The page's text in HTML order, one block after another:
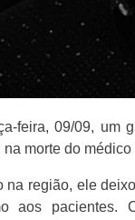
feira, 09/09, um
morte do
na região, ele
aos pacientes.